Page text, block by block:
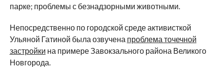
парке; проблемы с безнадзорными животными.
Непосредственно по городской среде активисткой
Ульяной Гатиной была озвучена проблема точечной
застройки на примере Завокзального района Великого
Новгорода.